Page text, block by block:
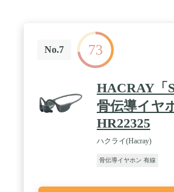
届けします。 / 一日中使える安心の
大12時間*の連続再生が可能。さら
音楽再生や通話ができるので、バ
配することなく一日中音楽をお楽し
す。*再生時間は使用環境により変
あります。 / 付属品：USB Type-C
USBキャップ、ユーザーマニュアル
登録カード(より長くご使用いただ
後は付属のポーチに入れて保管して
No.7 73
HACRAY「
骨伝導イヤ
HR22325
ハクライ(Hacray)
骨伝導イヤホン 有線